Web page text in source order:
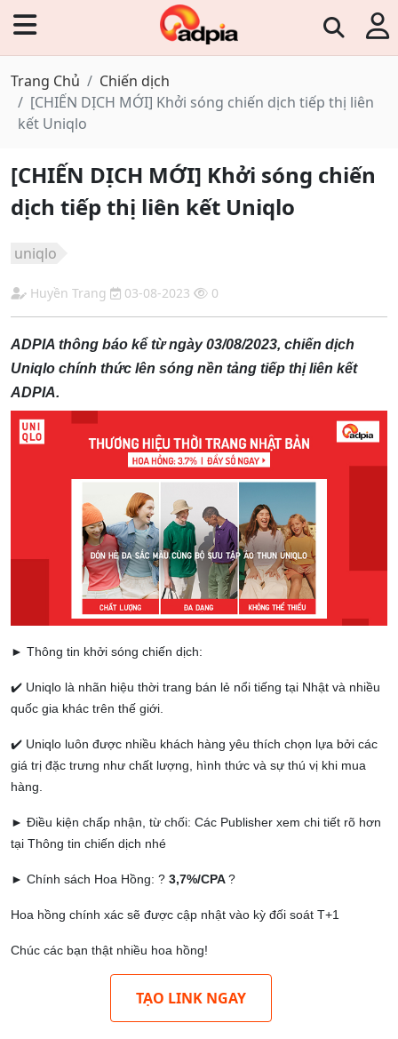
Trang Chủ
Chiến dịch
[CHIẾN DỊCH MỚI] Khởi sóng chiến dịch tiếp thị liên
kết Uniqlo
[CHIẾN DỊCH MỚI] Khởi sóng chiến
dịch tiếp thị liên kết Uniqlo
uniqlo
Huyền Trang 03-08-2023 0
ADPIA thông báo kể từ ngày 03/08/2023, chiến dịch
Uniqlo chính thức lên sóng nền tảng tiếp thị liên kết
ADPIA.
► Thông tin khởi sóng chiến dịch:
✔️ Uniqlo là nhãn hiệu thời trang bán lẻ nổi tiếng tại Nhật và nhiều
quốc gia khác trên thế giới.
✔️ Uniqlo luôn được nhiều khách hàng yêu thích chọn lựa bởi các
giá trị đặc trưng như chất lượng, hình thức và sự thú vị khi mua
hàng.
► Điều kiện chấp nhận, từ chối: Các Publisher xem chi tiết rõ hơn
tại Thông tin chiến dịch nhé
► Chính sách Hoa Hồng: ? 3,7%/CPA?
Hoa hồng chính xác sẽ được cập nhật vào kỳ đối soát T+1
Chúc các bạn thật nhiều hoa hồng!
TẠO LINK NGAY